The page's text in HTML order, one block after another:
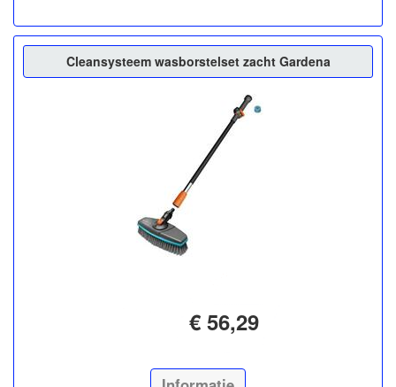
Cleansysteem wasborstelset zacht Gardena
€ 56,29